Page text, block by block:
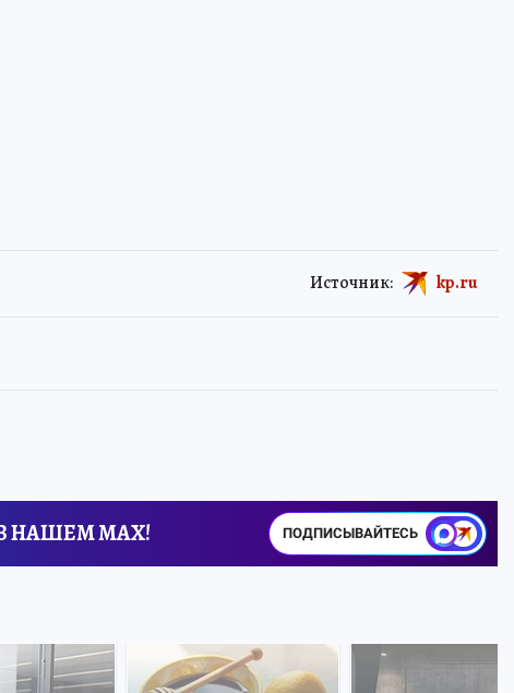
Источник: kp.ru
НАШЕМ MAX! ПОДПИСЫВАЙТЕСЬ